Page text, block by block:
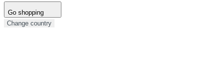
Go shopping
Change country